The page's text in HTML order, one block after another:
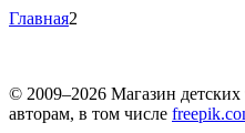
Главная2
© 2009–2026 Магазин
авторам, в том числе